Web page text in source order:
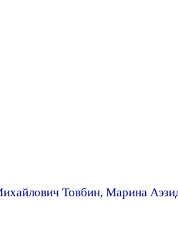
Товбин, Марина